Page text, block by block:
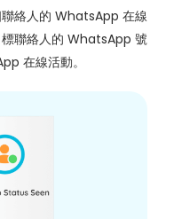
絡人的 WhatsApp 在線
聯絡人的 WhatsApp 號
在線活動。